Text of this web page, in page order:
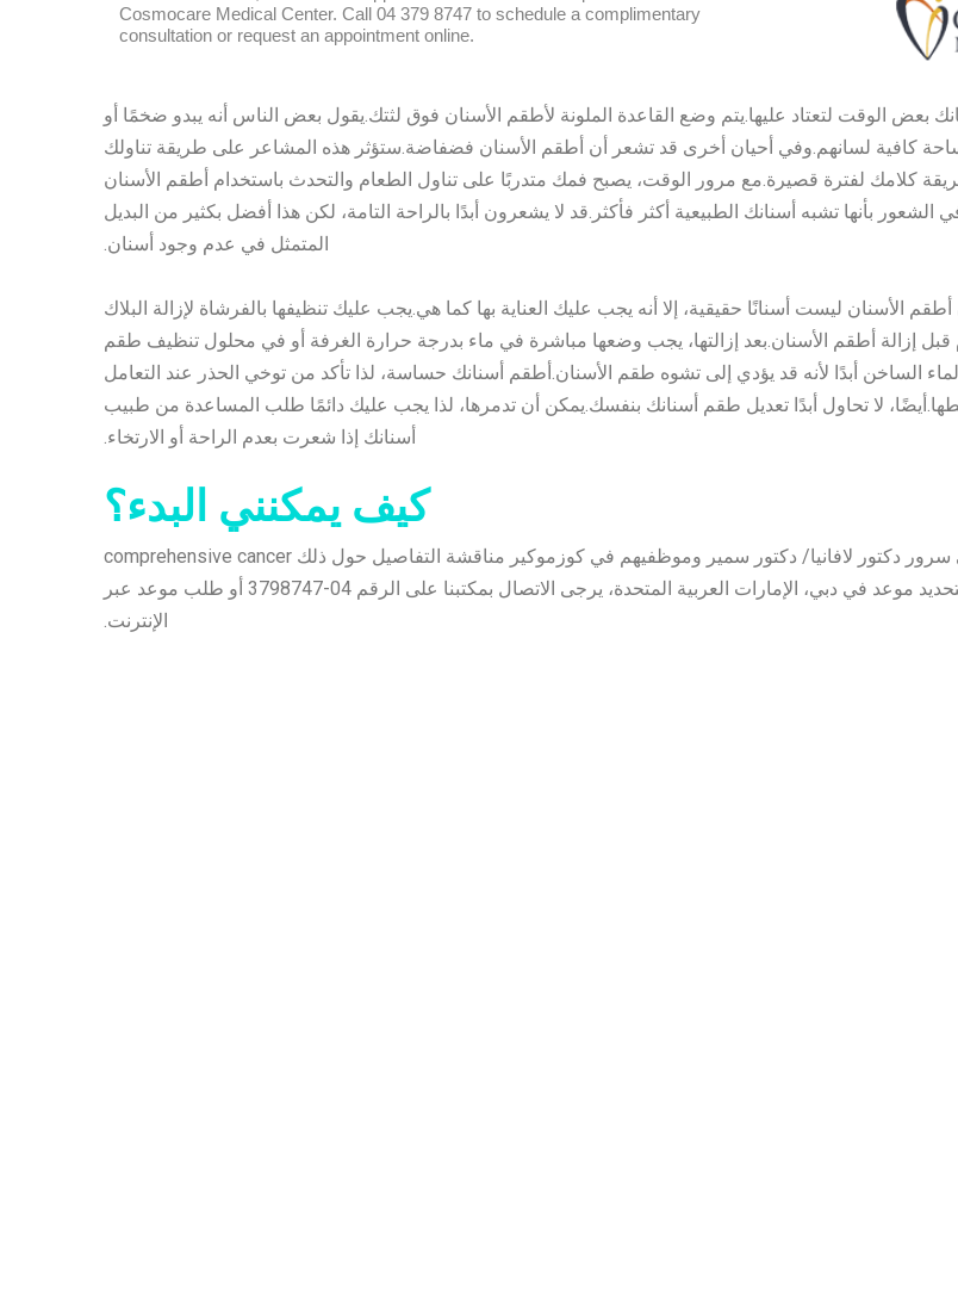
بعض الوقت لتعتاد عليها.يتم وضع القاعدة الملونة لأطقم الأسنان فوق لثتك.يقول بعض الناس أنه يبدو ضخمًا أو
كافية لسانهم.وفي أحيان أخرى قد تشعر أن أطقم الأسنان فضفاضة.ستؤثر هذه المشاعر على طريقة تناولك
كلامك لفترة قصيرة.مع مرور الوقت، يصبح فمك متدربًا على تناول الطعام والتحدث باستخدام أطقم الأسنان
الشعور بأنها تشبه أسنانك الطبيعية أكثر فأكثر.قد لا يشعرون أبدًا بالراحة التامة، لكن هذا أفضل بكثير من البديل
المتمثل في عدم وجود أسنان.
الأسنان ليست أسنانًا حقيقية، إلا أنه يجب عليك العناية بها كما هي.يجب عليك تنظيفها بالفرشاة لإزالة البلاك
قبل إزالة أطقم الأسنان.بعد إزالتها، يجب وضعها مباشرة في ماء بدرجة حرارة الغرفة أو في محلول تنظيف طقم
الساخن أبدًا لأنه قد يؤدي إلى تشوه طقم الأسنان.أطقم أسنانك حساسة، لذا تأكد من توخي الحذر عند التعامل
لا تحاول أبدًا تعديل طقم أسنانك بنفسك.يمكن أن تدمرها، لذا يجب عليك دائمًا طلب المساعدة من طبيب
أسنانك إذا شعرت بعدم الراحة أو الارتخاء.
كيف يمكنني البدء؟
سيكون من دواعي سرور دكتور لافانيا/ دكتور سمير وموظفيهم في كوزموكير مناقشة التفاصيل حول ذلك comprehensive cancer
screening معك.لتحديد موعد في دبي، الإمارات العربية المتحدة، يرجى الاتصال بمكتبنا على الرقم 04-3798747 أو طلب موعد عبر
الإنترنت.